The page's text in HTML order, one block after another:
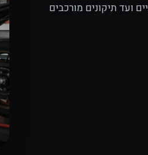
ועד תיקונים מורכבים